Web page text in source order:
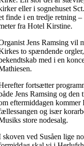
eller i sognehuset
finde i en tredje retning
fra Hotel Kirstine.
Jens Ramsing vil
to spændende
med i en
fortsætter
Jens Ramsing og
eftermiddagen
og især
store nodesalg.
skoven ved Susåen lige